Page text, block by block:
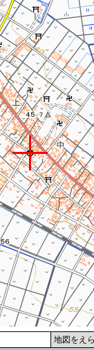
地図をえ